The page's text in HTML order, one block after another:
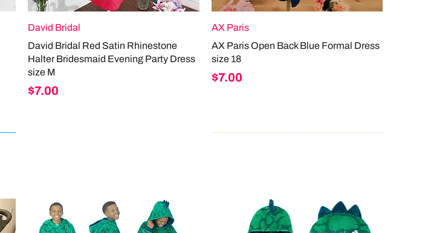
David Bridal
David Bridal Red Satin Rhinestone
Halter Bridesmaid Evening Party Dress
size M
Price
$7.00
AX Paris
AX Paris Open Back Blue Formal Dress
size 18
Price
$7.00